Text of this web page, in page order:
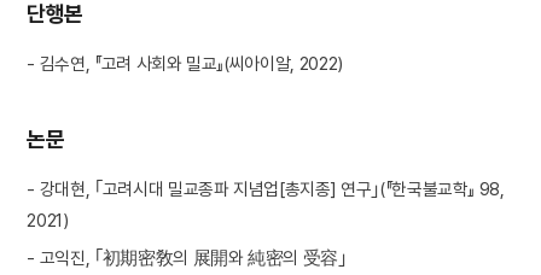
단행본
- 김수연, 『고려 사회와 밀교』(씨아이알, 2022)
논문
- 강대현, ｢고려시대 밀교종파 지념업[총지종] 연구｣(『한국불교학』 98,
2021)
- 고익진, ｢初期密敎의 展開와 純密의 受容｣